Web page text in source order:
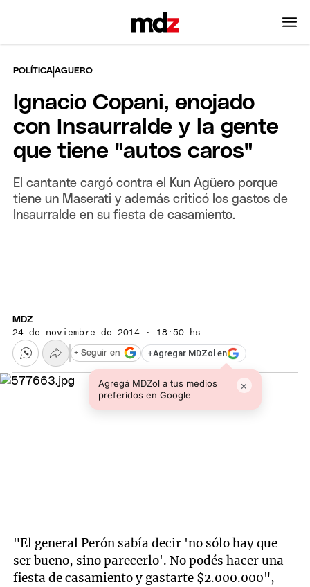
POLÍTICA |AGUERO
Ignacio Copani, enojado
con Insaurralde y la gente
que tiene "autos caros"
El cantante cargó contra el Kun Agüero porque
tiene un Maserati y además criticó los gastos de
Insaurralde en su fiesta de casamiento.
MDZ
24 de noviembre de 2014 · 18:50 hs
+Agregar MDZol en
Agregá MDZol a tus medios
preferidos en Google
×
+ Seguir en
"El general Perón sabía decir 'no sólo hay que
ser bueno, sino parecerlo'. No podés hacer una
fiesta de casamiento y gastarte $2.000.000",